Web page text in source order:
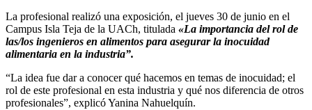
La profesional realizó una exposición, el jueves 30 de junio en el
Campus Isla Teja de la UACh, titulada «La importancia del rol de
las/los ingenieros en alimentos para asegurar la inocuidad
alimentaria en la industria”.
“La idea fue dar a conocer qué hacemos en temas de inocuidad; el
rol de este profesional en esta industria y qué nos diferencia de otros
profesionales”, explicó Yanina Nahuelquín.